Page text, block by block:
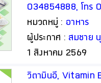
034854888, โทร
thaipoly8888
หมวดหมู่ : อาหาร
ผู้ประกาศ : สมชาย
1 สิงหาคม 2569
วิตามินอี, Vitamin